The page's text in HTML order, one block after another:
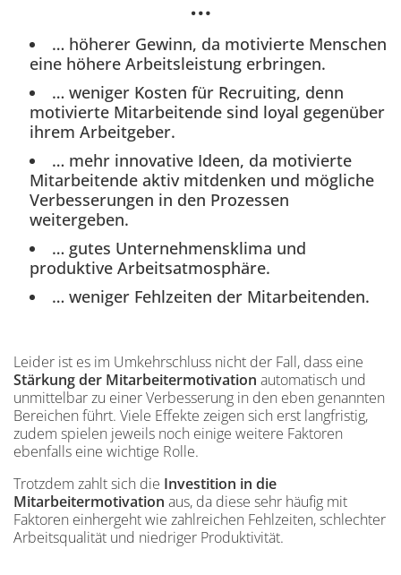
… höherer Gewinn, da motivierte Menschen
eine höhere Arbeitsleistung erbringen.
… weniger Kosten für Recruiting, denn
motivierte Mitarbeitende sind loyal gegenüber
ihrem Arbeitgeber.
… mehr innovative Ideen, da motivierte
Mitarbeitende aktiv mitdenken und mögliche
Verbesserungen in den Prozessen
weitergeben.
… gutes Unternehmensklima und
produktive Arbeitsatmosphäre.
… weniger Fehlzeiten der Mitarbeitenden.
Leider ist es im Umkehrschluss nicht der Fall, dass eine
Stärkung der Mitarbeitermotivation automatisch und
unmittelbar zu einer Verbesserung in den eben genannten
Bereichen führt. Viele Effekte zeigen sich erst langfristig,
zudem spielen jeweils noch einige weitere Faktoren
ebenfalls eine wichtige Rolle.
Trotzdem zahlt sich die Investition in die
Mitarbeitermotivation aus, da diese sehr häufig mit
Faktoren einhergeht wie zahlreichen Fehlzeiten, schlechter
Arbeitsqualität und niedriger Produktivität.